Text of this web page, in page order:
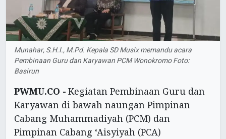
Munahar, S.H.I., M.Pd. Kepala SD Musix memandu acara
Pembinaan Guru dan Karyawan PCM Wonokromo Foto:
Basirun
PWMU.CO - Kegiatan Pembinaan Guru dan
Karyawan di bawah naungan Pimpinan
Cabang Muhammadiyah (PCM) dan
Pimpinan Cabang ‘Aisyiyah (PCA)